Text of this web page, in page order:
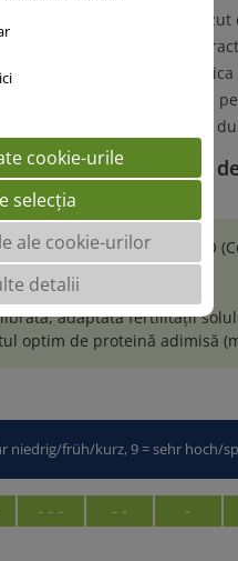
Continut foarte
Excelent pentru
Modificare
Degradare optimă a
Mustul obținut este
Dă tonul extractului
bere, recomandat de CBMO
750-800 spice/mp
adaptată fertilității
optim de proteină adimisă
niedrig/früh/kurz, 9 = sehr hoch/
- - - - - -
cookie-urile
selecția
ale cookie-urilor
detalii